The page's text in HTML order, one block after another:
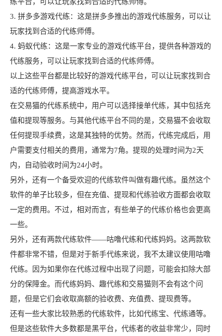
练平台，可以让玩家找到合适的代练师傅。
3. 拼多多游戏代练：这是拼多多推出的游戏代练服务，可以让
玩家找到合适的代练师傅。
4. 蚂蚁代练：这是一家专业的游戏代练平台，提供各种游戏的
代练服务，可以让玩家找到合适的代练师傅。
以上这些平台都是比较好的游戏代练平台，可以让玩家找到合
适的代练师傅，提高游戏水平。
在交易猫的代练系统中，用户可以选择接单代练，其中包括充
值和提现等服务。与其他代练平台不同的是，交易猫不会收取
任何提现手续费，这是其独特的优势。然而，代练完成后，用
户需要支付相关的费用，通常为7角。提现的处理时间为2天
内，自动验收时间为24小时。
另外，还有一个备受欢迎的代练软件叫做有趣代练。虽然这个
软件的单子比较多，但在充值、提现和代练验收方面都会收取
一定的费用。不过，相对而言，有些单子的代练价格也会更高
一些。
另外，还有两款代练软件——咕噜代练和代练妈妈。这两款软
件都非常不错，但是对于新手代练来说，我不太建议使用咕噜
代练。因为如果你在代练过程中出现了问题，可能会扣除大部
分的保障金。而代练妈妈、趣代练和交易猫则不会有这个问
题，但是它们会收取高额的验收费、充值费、提现费等。
还有一些大家比较熟悉的代练软件，比如代练宝、代练通等。
但是这些软件大多数都是黑平台，代练者的收益非常少，同时